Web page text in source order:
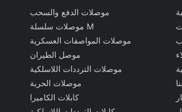
موصلات الدفع والسحب
موصلات سلسلة M
موصلات المواصفات العسكرية
موصل الطيران
موصلات الترددات اللاسلكية
موصلات الحربة
كابلات الكاميرا